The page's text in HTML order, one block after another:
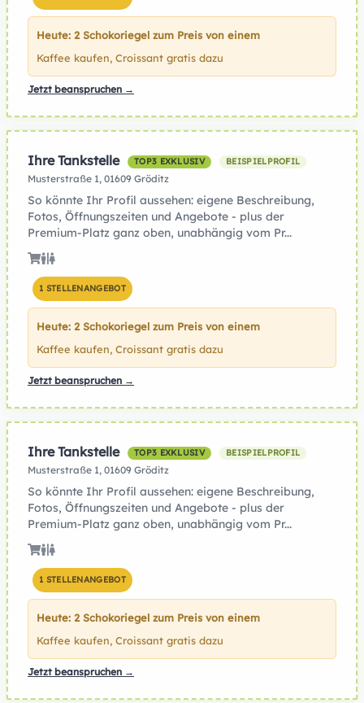
Heute: 2 Schokoriegel zum Preis von einem
Kaffee kaufen, Croissant gratis dazu
Jetzt beanspruchen →
Ihre Tankstelle TOP3 EXKLUSIV BEISPIELPROFIL
Musterstraße 1, 01609 Gröditz
So könnte Ihr Profil aussehen: eigene Beschreibung,
Fotos, Öffnungszeiten und Angebote - plus der
Premium-Platz ganz oben, unabhängig vom Pr...
1 STELLENANGEBOT
Heute: 2 Schokoriegel zum Preis von einem
Kaffee kaufen, Croissant gratis dazu
Jetzt beanspruchen →
Ihre Tankstelle TOP3 EXKLUSIV BEISPIELPROFIL
Musterstraße 1, 01609 Gröditz
So könnte Ihr Profil aussehen: eigene Beschreibung,
Fotos, Öffnungszeiten und Angebote - plus der
Premium-Platz ganz oben, unabhängig vom Pr...
1 STELLENANGEBOT
Heute: 2 Schokoriegel zum Preis von einem
Kaffee kaufen, Croissant gratis dazu
Jetzt beanspruchen →